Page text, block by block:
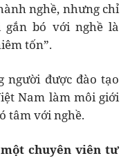
nghề, nhưng chỉ
gắn bó với nghề là
tốn”.
người được đào tạo
Nam làm môi giới
tâm với nghề.
chuyên viên tư